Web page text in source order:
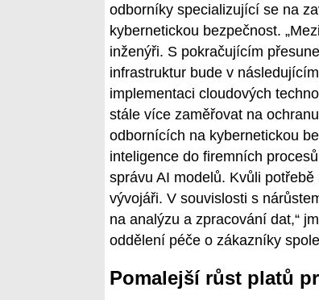
odborníky specializující se na
kybernetickou bezpečnost.
inženýři. S pokračujícím
infrastruktur bude v
implementaci cloudových
stále více zaměřovat na
odbornících na kybernetickou
inteligence do firemních
správu AI modelů. Kvůli
vývojáři. V souvislosti s
na analýzu a zpracování dat,“
oddělení péče o zákazníky
Pomalejší růst platů